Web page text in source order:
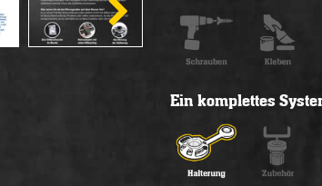
Ein komplettes